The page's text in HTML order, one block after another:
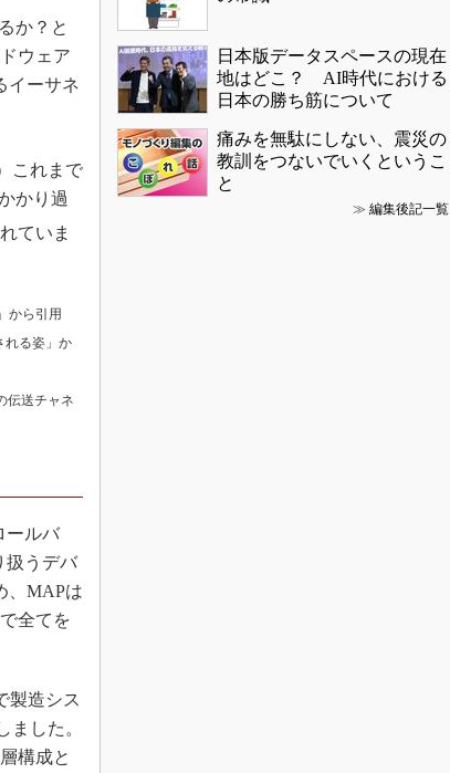
か？と
ウェア
イーサネ
これまで
かり過
ていま
から引用
れる姿」か
伝送チャネ
ールバ
扱うデバ
、MAPは
全てを
製造シス
した。
構成と
日本版データスペースの現在
地はどこ？ AI時代における
日本の勝ち筋について
痛みを無駄にしない、震災の
教訓をつないでいくというこ
と
≫ 編集後記一覧